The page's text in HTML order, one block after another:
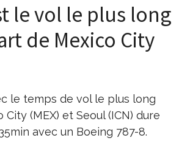
le vol le plus long
de Mexico City
le temps de vol le plus long
(MEX) et Seoul (ICN) dure
avec un Boeing 787-8.